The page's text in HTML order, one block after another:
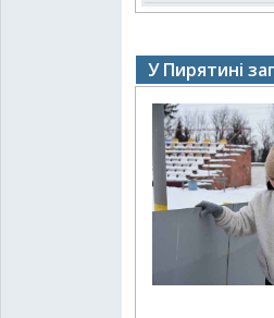
У Пирятині